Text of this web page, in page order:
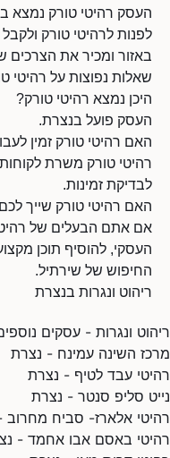
העסק רהיטי טורק נמצא
לפנות לרהיטי טורק
באזור ומכיר את הצרכים
שאלות נפוצות על רהיטי
היכן נמצא רהיטי טורק?
העסק פועל בנצרת.
האם רהיטי טורק זמין
רהיטי טורק משרת
לבדיקת זמינות.
האם רהיטי טורק שייך
אם אתם הבעלים של
העסקי, להוסיף תוכן
החיפוש של שירתיל.
ריהוט ונגרות בנצרת
ריהוט ונגרות - עסקים
מרכז השינה עמינח - נצרת
רהיטי עבד לטיף - נצרת
נייט סליפ סנטר - נצרת
רהיטי אלארז- סביח מחרוב
רהיטי באסם אבו אחמד -